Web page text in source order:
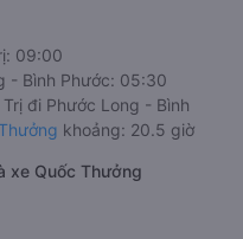
09:00
- Bình Phước: 05:30
đi Phước Long - Bình
khoảng: 20.5 giờ
xe Quốc Thưởng